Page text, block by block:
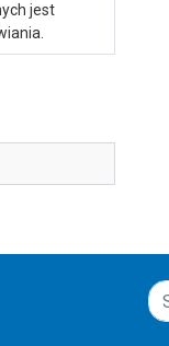
jest